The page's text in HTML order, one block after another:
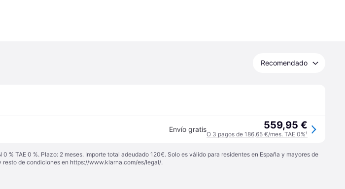
Recomendado
Envío gratis 559,95 €
O 3 pagos de 186,65 €/mes. TAE 0%¹
TAE 0 %. Plazo: 2 meses. Importe total adeudado 120€. Solo es válido para residentes en España y mayores de
resto de condiciones en https://www.klarna.com/es/legal/.